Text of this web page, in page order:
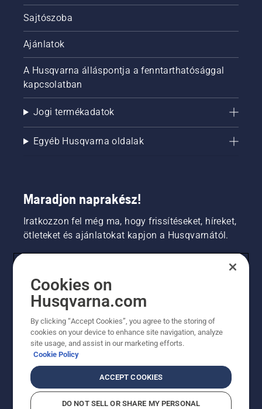
Sajtószoba
Ajánlatok
A Husqvarna álláspontja a fenntarthatósággal
kapcsolatban
Jogi termékadatok
Egyéb Husqvarna oldalak
Maradjon naprakész!
Iratkozzon fel még ma, hogy frissítéseket, híreket,
ötleteket és ajánlatokat kapjon a Husqvarnától.
PROFESSZIONÁLIS
Cookies on
Husqvarna.com
By clicking “Accept Cookies”, you agree to the storing of
cookies on your device to enhance site navigation, analyze
site usage, and assist in our marketing efforts.
Cookie Policy
ACCEPT COOKIES
DO NOT SELL OR SHARE MY PERSONAL